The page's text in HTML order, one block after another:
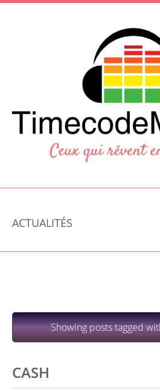
ACTUALITÉS
Showing posts tagged
CASH